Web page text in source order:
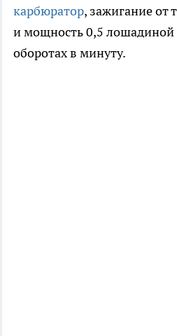
карбюратор, зажигание от
и мощность 0,5 лошадиной
оборотах в минуту.